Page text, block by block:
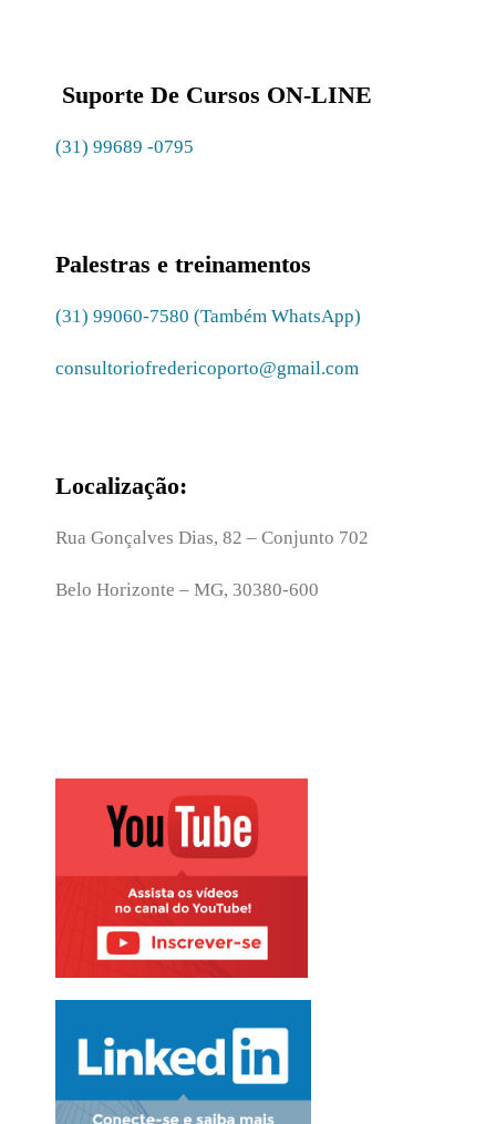
Suporte De Cursos ON-LINE
(31) 99689 -0795
Palestras e treinamentos
(31) 99060-7580 (Também WhatsApp)
consultoriofredericoporto@gmail.com
Localização:
Rua Gonçalves Dias, 82 – Conjunto 702
Belo Horizonte – MG, 30380-600